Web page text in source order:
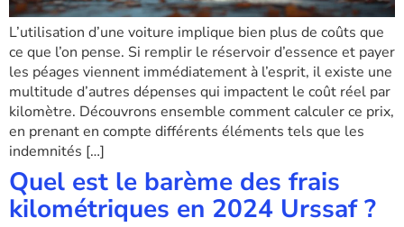
L’utilisation d’une voiture implique bien plus de coûts que
ce que l’on pense. Si remplir le réservoir d’essence et payer
les péages viennent immédiatement à l’esprit, il existe une
multitude d’autres dépenses qui impactent le coût réel par
kilomètre. Découvrons ensemble comment calculer ce prix,
en prenant en compte différents éléments tels que les
indemnités […]
Quel est le barème des frais
kilométriques en 2024 Urssaf ?